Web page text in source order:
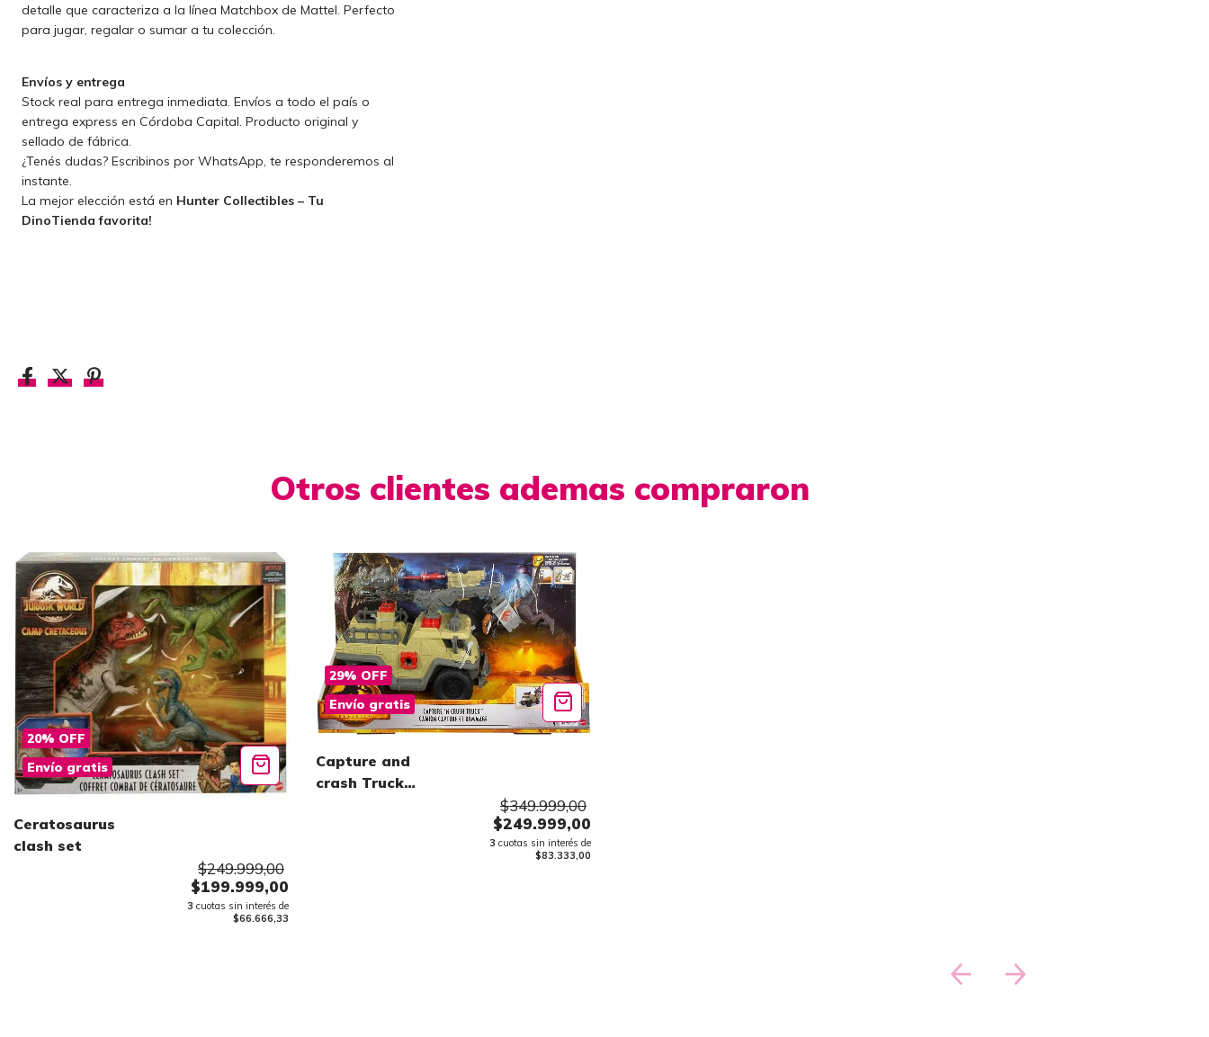
detalle que caracteriza a la línea Matchbox de Mattel. Perfecto
para jugar, regalar o sumar a tu colección.
Envíos y entrega
Stock real para entrega inmediata. Envíos a todo el país o
entrega express en Córdoba Capital. Producto original y
sellado de fábrica.
¿Tenés dudas? Escribinos por WhatsApp, te responderemos al
instante.
La mejor elección está en Hunter Collectibles – Tu
DinoTienda favorita!
Otros clientes ademas compraron
20% OFF
Envío gratis
Ceratosaurus
clash set
$249.999,00
$199.999,00
3 cuotas sin interés de
$66.666,33
29% OFF
Envío gratis
Capture and
crash Truck
$349.999,00
$249.999,00
3 cuotas sin interés de
$83.333,00